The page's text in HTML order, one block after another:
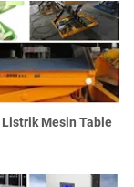
Listrik Mesin Table